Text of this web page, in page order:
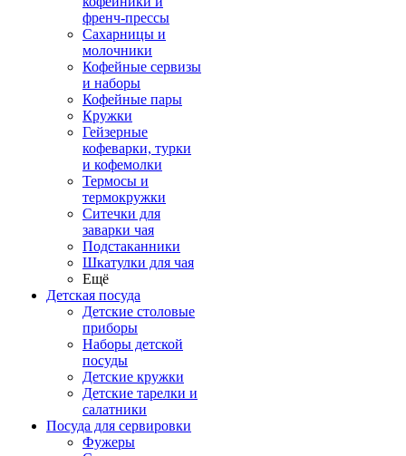
френч-прессы
Сахарницы и
молочники
Кофейные сервизы
и наборы
Кофейные пары
Кружки
Гейзерные
кофеварки, турки
и кофемолки
Термосы и
термокружки
Ситечки для
заварки чая
Подстаканники
Шкатулки для чая
Ещё
Детская посуда
Детские столовые
приборы
Наборы детской
посуды
Детские кружки
Детские тарелки и
салатники
Посуда для сервировки
Фужеры